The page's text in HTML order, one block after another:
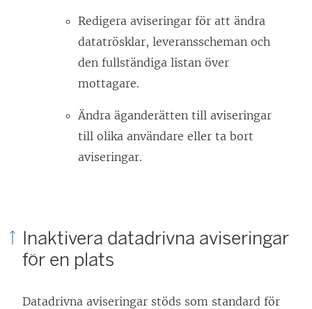
Redigera aviseringar för att ändra
datatrösklar, leveransscheman och
den fullständiga listan över
mottagare.
Ändra äganderätten till aviseringar
till olika användare eller ta bort
aviseringar.
Inaktivera datadrivna aviseringar
för en plats
Datadrivna aviseringar stöds som standard för